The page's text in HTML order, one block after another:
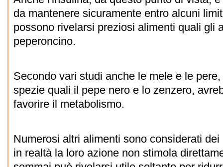
da mantenere sicuramente entro alcuni
possono rivelarsi preziosi alimenti quali gli
peperoncino.
Secondo vari studi anche le mele e le
spezie quali il pepe nero e lo zenzero,
favorire il metabolismo.
Numerosi altri alimenti sono considerati
in realtà la loro azione non stimola